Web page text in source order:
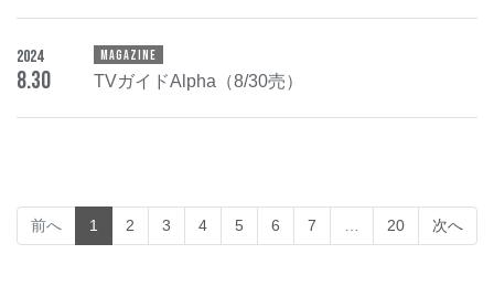
2024
8.30
MAGAZINE
TVガイドAlpha（8/30売）
前へ 1 (current)
2 3 4 5 6 7 20 次へ